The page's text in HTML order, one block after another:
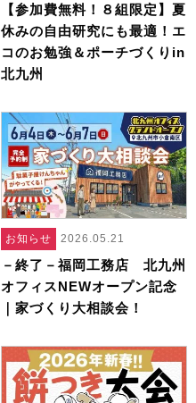
【参加費無料！８組限定】夏
休みの自由研究にも最適！エ
コのお勉強＆ポーチづくりin
北九州
お知らせ 2026.05.21
－終了－福岡工務店 北九州
オフィスNEWオープン記念
｜家づくり大相談会！